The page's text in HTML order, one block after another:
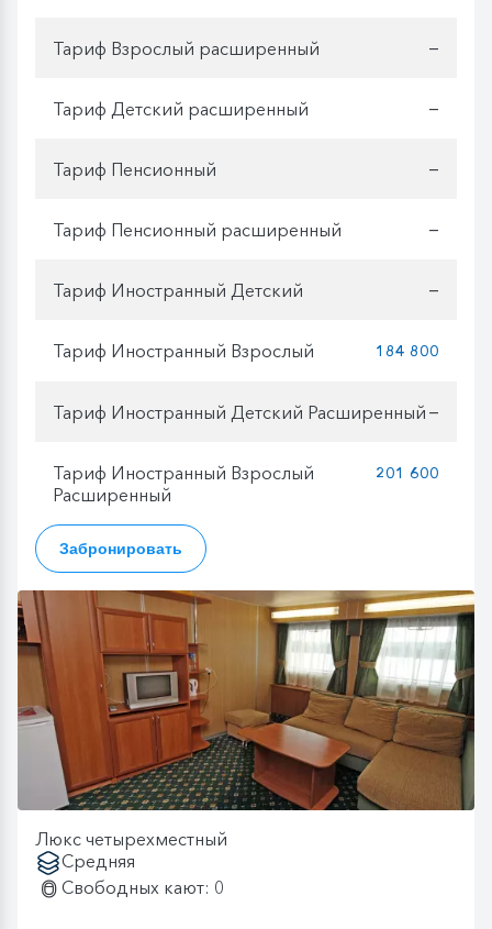
Тариф Взрослый расширенный —
Тариф Детский расширенный —
Тариф Пенсионный —
Тариф Пенсионный расширенный —
Тариф Иностранный Детский —
Тариф Иностранный Взрослый 184 800
Тариф Иностранный Детский Расширенный —
Тариф Иностранный Взрослый
Расширенный
201 600
Забронировать
Люкс четырехместный
Средняя
Свободных кают: 0